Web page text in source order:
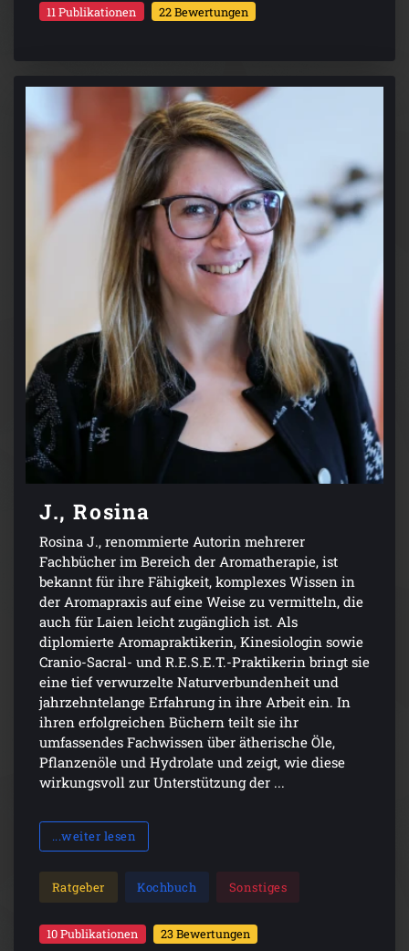
11 Publikationen 22 Bewertungen
J., Rosina
Rosina J., renommierte Autorin mehrerer
Fachbücher im Bereich der Aromatherapie, ist
bekannt für ihre Fähigkeit, komplexes Wissen in
der Aromapraxis auf eine Weise zu vermitteln, die
auch für Laien leicht zugänglich ist. Als
diplomierte Aromapraktikerin, Kinesiologin sowie
Cranio-Sacral- und R.E.S.E.T.-Praktikerin bringt sie
eine tief verwurzelte Naturverbundenheit und
jahrzehntelange Erfahrung in ihre Arbeit ein. In
ihren erfolgreichen Büchern teilt sie ihr
umfassendes Fachwissen über ätherische Öle,
Pflanzenöle und Hydrolate und zeigt, wie diese
wirkungsvoll zur Unterstützung der ...
...weiter lesen
Ratgeber Kochbuch Sonstiges
10 Publikationen 23 Bewertungen